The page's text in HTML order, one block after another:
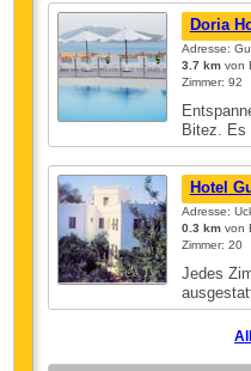
Doria
Adresse:
3.7 kmvon
Zimmer: 92
Bitez.
Hotel
Adresse:
0.3 kmvon
Zimmer: 20
Jedes